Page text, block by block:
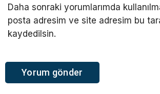
Daha sonraki yorumlarımda
posta adresim ve site adresim bu
kaydedilsin.